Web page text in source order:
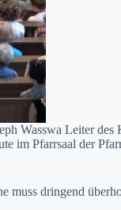
Wass­wa Leit­er des
im Pfarrsaal der
muss drin­gend